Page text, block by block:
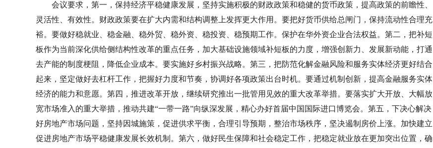
会议要求，第一，保持经济平稳健康发展，坚持实施积极的财政政策和稳健的货币政策，提高政策的前瞻性、
灵活性、有效性。财政政策要在扩大内需和结构调整上发挥更大作用。要把好货币供给总闸门，保持流动性合理充
裕。要做好稳就业、稳金融、稳外贸、稳外资、稳投资、稳预期工作。保护在华外资企业合法权益。第二，把补短
板作为当前深化供给侧结构性改革的重点任务，加大基础设施领域补短板的力度，增强创新力、发展新动能，打通
去产能的制度梗阻，降低企业成本。要实施好乡村振兴战略。第三，把防范化解金融风险和服务实体经济更好结合
起来，坚定做好去杠杆工作，把握好力度和节奏，协调好各项政策出台时机。要通过机制创新，提高金融服务实体
经济的能力和意愿。第四，推进改革开放，继续研究推出一批管用见效的重大改革举措。要落实扩大开放、大幅放
宽市场准入的重大举措，推动共建“一带一路”向纵深发展，精心办好首届中国国际进口博览会。第五，下决心解决
好房地产市场问题，坚持因城施策，促进供求平衡，合理引导预期，整治市场秩序，坚决遏制房价上涨。加快建立
促进房地产市场平稳健康发展长效机制。第六，做好民生保障和社会稳定工作，把稳定就业放在更加突出位置，确